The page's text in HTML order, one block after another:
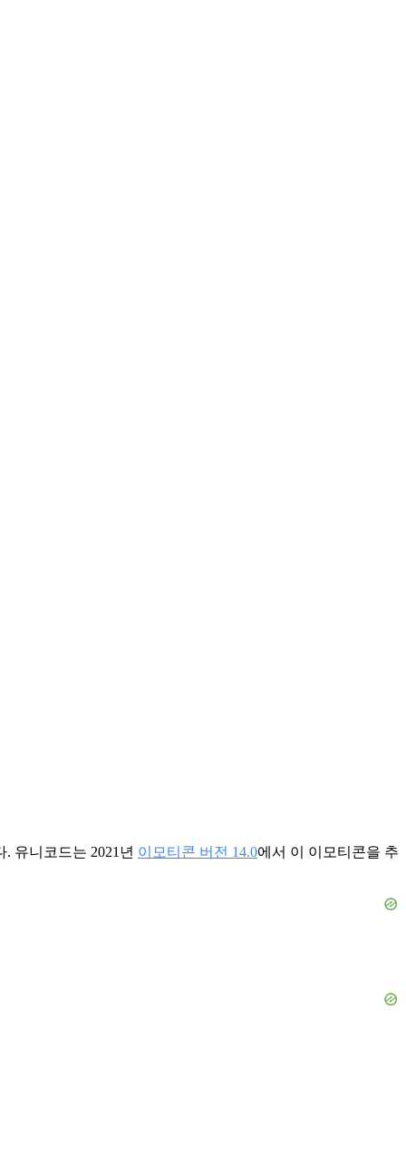
유니코드는 2021년 이모티콘 버전 14.0에서 이 이모티콘을 추